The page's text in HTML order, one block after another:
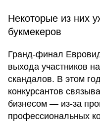
Некоторые из них
букмекеров
Гранд-финал
выхода участников
скандалов. В этом
конкурсантов
бизнесом — из-за
профессиональных